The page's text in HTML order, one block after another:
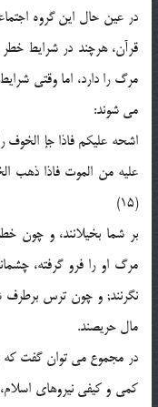
در عین حال این گروه
قرآن، هرچند در شرایط
مرگ را دارد، اما وقتى
مى شوند:
اشحه علیکم فاذا جإ الخوف
علیه من الموت فاذا ذهب
(15)
بر شما بخیلانند، و چون
مرگ او را فرو گرفته،
نگرنند; و چون ترس برطرف
مال حریصند.
در مجموع مى توان گفت که
کمى و کیفى نیروهاى